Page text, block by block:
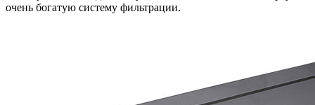
очень богатую систему фильтрации.